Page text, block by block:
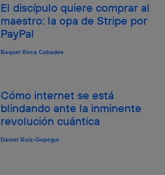
El discípulo quiere comprar al
maestro: la opa de Stripe por
PayPal
Raquel Roca Cabades
Cómo internet se está
blindando ante la inminente
revolución cuántica
Daniel Ruiz-Gopegui